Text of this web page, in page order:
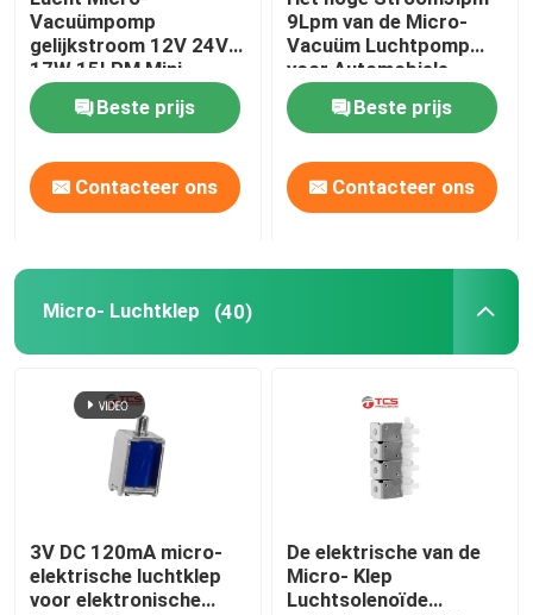
Micro- Waterpomp
Micro- Waterklep
Micro- Peristaltische Pomp
Balanssolenoïdeelektromagneet
Vacuümpomp
gelijkstroom 12V 24V
17W 15LPM Mini
Diaphragm Pumps
Beste prijs
Contacteer ons
9Lpm van de Micro-
Vacuüm Luchtpomp
voor Automobiele
Taillesteun
Beste prijs
Contacteer ons
Micro- Luchtklep (40)
3V DC 120mA micro-
elektrische luchtklep
voor elektronische
De elektrische van de
Micro- Klep
Luchtsolenoïde